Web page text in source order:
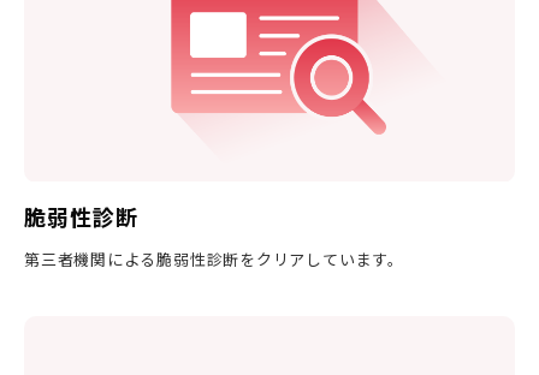
脆弱性診断
第三者機関による脆弱性診断をクリアしています。